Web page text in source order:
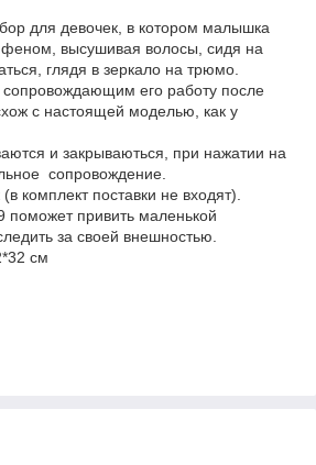
для девочек, в котором малышка
феном, высушивая волосы, сидя на
глядя в зеркало на трюмо.
его работу после
с настоящей моделью, как у
и закрываються, при нажатии на
сопровождение.
комплект поставки не входят).
поможет привить маленькой
за своей внешностью.
см